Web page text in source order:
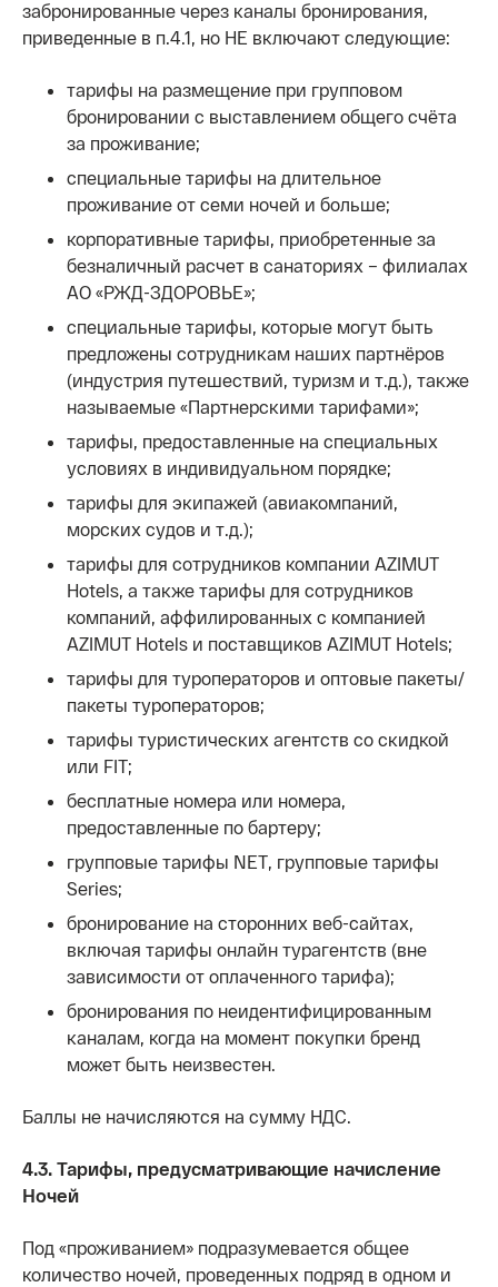
забронированные через каналы бронирования,
приведенные в п.4.1, но НЕ включают следующие:
тарифы на размещение при групповом
бронировании с выставлением общего счёта
за проживание;
специальные тарифы на длительное
проживание от семи ночей и больше;
корпоративные тарифы, приобретенные за
безналичный расчет в санаториях – филиалах
АО «РЖД-ЗДОРОВЬЕ»;
специальные тарифы, которые могут быть
предложены сотрудникам наших партнёров
(индустрия путешествий, туризм и т.д.), также
называемые «Партнерскими тарифами»;
тарифы, предоставленные на специальных
условиях в индивидуальном порядке;
тарифы для экипажей (авиакомпаний,
морских судов и т.д.);
тарифы для сотрудников компании AZIMUT
Hotels, а также тарифы для сотрудников
компаний, аффилированных с компанией
AZIMUT Hotels и поставщиков AZIMUT Hotels;
тарифы для туроператоров и оптовые пакеты/
пакеты туроператоров;
тарифы туристических агентств со скидкой
или FIT;
бесплатные номера или номера,
предоставленные по бартеру;
групповые тарифы NET, групповые тарифы
Series;
бронирование на сторонних веб-сайтах,
включая тарифы онлайн турагентств (вне
зависимости от оплаченного тарифа);
бронирования по неидентифицированным
каналам, когда на момент покупки бренд
может быть неизвестен.
Баллы не начисляются на сумму НДС.
4.3. Тарифы, предусматривающие начисление
Ночей
Под «проживанием» подразумевается общее
количество ночей, проведенных подряд в одном и